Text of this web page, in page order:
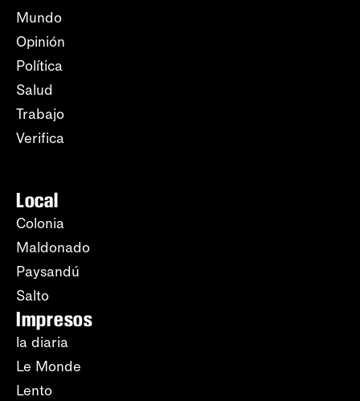
Mundo
Opinión
Política
Salud
Trabajo
Verifica
Local
Colonia
Maldonado
Paysandú
Salto
Impresos
la diaria
Le Monde
Lento